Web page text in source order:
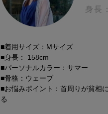
身長
■着用サイズ：Mサイズ
■身長： 158cm
■パーソナルカラー：サマー
■骨格：ウェーブ
■お悩みポイント：首周りが貧相
る